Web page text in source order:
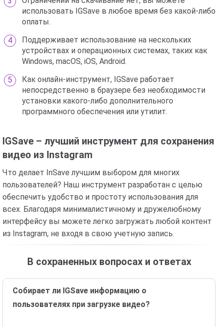
использовать IGSave в любое время без какой-либо
оплаты.
Поддерживает использование на нескольких
устройствах и операционных системах, таких как
Windows, macOS, iOS, Android.
Как онлайн-инструмент, IGSave работает
непосредственно в браузере без необходимости
установки какого-либо дополнительного
программного обеспечения или утилит.
IGSave – лучший инструмент для сохранения
видео из Instagram
Что делает InSave лучшим выбором для многих
пользователей? Наш инструмент разработан с целью
обеспечить удобство и простоту использования для
всех. Благодаря минималистичному и дружелюбному
интерфейсу вы можете легко загружать любой контент
из Instagram, не входя в свою учетную запись.
В сохраненных вопросах и ответах
Собирает ли IGSave информацию о
пользователях при загрузке видео?